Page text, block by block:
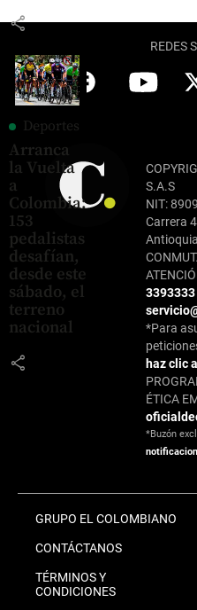
share
Deportes
Arranca
la Vuelta
a
Colombia:
153
pedalistas
desafían,
desde este
sábado, el
terreno
nacional
share
REDES
S.A.S
NIT:
Carrera
3393333
*Para
haz clic
ÉTICA
*Buzón
GRUPO EL COLOMBIANO
CONTÁCTANOS
TÉRMINOS Y
CONDICIONES